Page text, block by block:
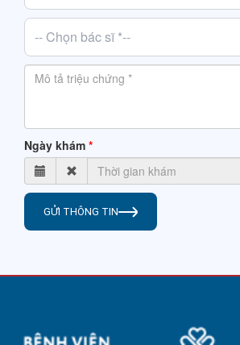
-- Chọn bác sĩ *--
Ngày khám
GỬI THÔNG TIN